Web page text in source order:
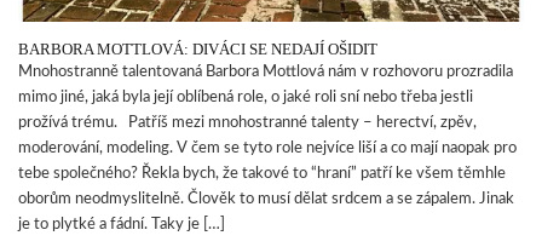
BARBORA MOTTLOVÁ: DIVÁCI SE NEDAJÍ OŠIDIT
Mnohostranně talentovaná Barbora Mottlová nám v rozhovoru prozradila
mimo jiné, jaká byla její oblíbená role, o jaké roli sní nebo třeba jestli
prožívá trému. Patříš mezi mnohostranné talenty – herectví, zpěv,
moderování, modeling. V čem se tyto role nejvíce liší a co mají naopak pro
tebe společného? Řekla bych, že takové to “hraní” patří ke všem těmhle
oborům neodmyslitelně. Člověk to musí dělat srdcem a se zápalem. Jinak
je to plytké a fádní. Taky je […]